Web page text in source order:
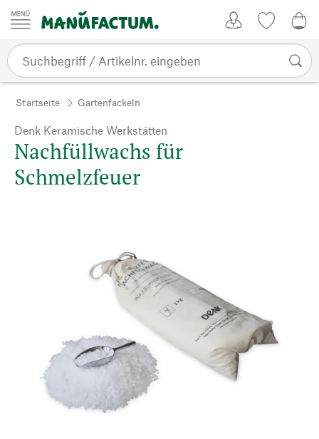
Zum Inhalt springen
Startseite Gartenfackeln
Denk Keramische Werkstätten
Nachfüllwachs für
Schmelzfeuer